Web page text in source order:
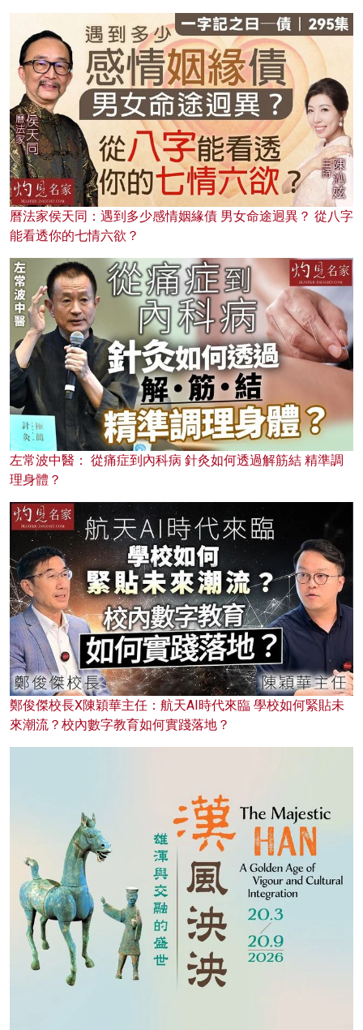
曆法家侯天同：遇到多少感情姻緣債 男女命途迥異？ 從八字
能看透你的七情六欲？
左常波中醫： 從痛症到內科病 針灸如何透過解筋結 精準調
理身體？
鄭俊傑校長X陳穎華主任：航天AI時代來臨 學校如何緊貼未
來潮流？校內數字教育如何實踐落地？